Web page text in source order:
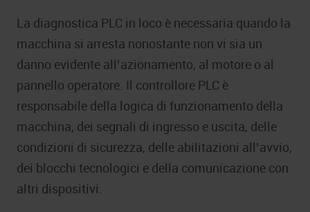
La diagnostica PLC in loco è necessaria quando la
macchina si arresta nonostante non vi sia un
danno evidente all’azionamento, al motore o al
pannello operatore. Il controllore PLC è
responsabile della logica di funzionamento della
macchina, dei segnali di ingresso e uscita, delle
condizioni di sicurezza, delle abilitazioni all’avvio,
dei blocchi tecnologici e della comunicazione con
altri dispositivi.